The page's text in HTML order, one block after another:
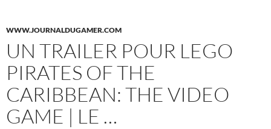
WWW.JOURNALDUGAMER.COM
UN TRAILER POUR LEGO
PIRATES OF THE
CARIBBEAN: THE VIDEO
GAME | LE …